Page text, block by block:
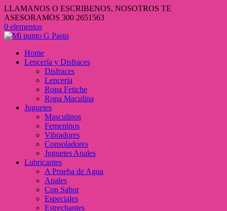
LLAMANOS O ESCRIBENOS, NOSOTROS TE
ASESORAMOS 300 2651563
0 elementos
Home
Lencería y Disfraces
Disfraces
Lenceria
Ropa Fetiche
Ropa Maculina
Juguetes
Masculinos
Femeninos
Vibradores
Consoladores
Juguetes Anales
Lubricantes
A Prueba de Agua
Anales
Con Sabor
Especiales
Estrechantes